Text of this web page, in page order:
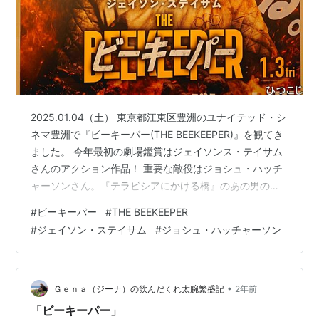
2025.01.04（土） 東京都江東区豊洲のユナイテッド・シ
ネマ豊洲で『ビーキーパー(THE BEEKEEPER)』を観てき
ました。 今年最初の劇場鑑賞はジェイソンス・テイサム
さんのアクション作品！ 重要な敵役はジョシュ・ハッチ
ャーソンさん。『テラビシアにかける橋』のあの男の子
ンバン敵を倒していくジェイソン！ やりすぎな気もしま
すが、みんなが待ってるのはこんなジェイソン！ 今年も
良いスタートが切れました。（コジカ）
#ビーキーパー #THE BEEKEEPER
#ジェイソン・ステイサム #ジョシュ・ハッチャーソン
Ｇｅｎａ（ジーナ）の飲んだくれ太腕繁盛記 • 2年前
「ビーキーパー」